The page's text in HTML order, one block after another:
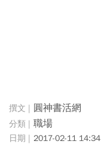
圓神書活網
職場
2017-02-11 14:34